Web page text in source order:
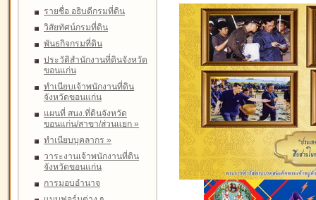
รายชื่อ อธิบดีกรมที่ดิน
วิสัยทัศน์กรมที่ดิน
พันธกิจกรมที่ดิน
ประวัติสำนักงานที่ดินจังหวัด
ขอนแก่น
ทำเนียบเจ้าพนักงานที่ดิน
จังหวัดขอนแก่น
แผนที่ สนง.ที่ดินจังหวัด
ขอนแก่น/สาขา/ส่วนแยก »
ทำเนียบบุคลากร »
วาระงานเจ้าพนักงานที่ดิน
จังหวัดขอนแก่น
การมอบอำนาจ